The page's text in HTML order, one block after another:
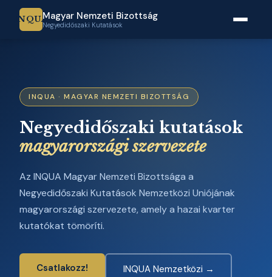
INQUAMagyar Nemzeti Bizottság
Negyedidőszaki Kutatások
INQUA · MAGYAR NEMZETI BIZOTTSÁG
Negyedidőszaki kutatások
magyarországi szervezete
Az INQUA Magyar Nemzeti Bizottsága a
Negyedidőszaki Kutatások Nemzetközi Uniójának
magyarországi szervezete, amely a hazai kvarter
kutatókat tömöríti.
Csatlakozz! INQUA Nemzetközi →